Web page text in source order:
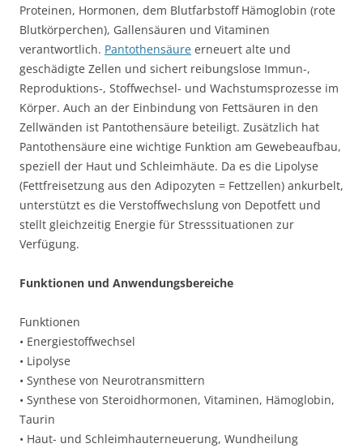
Proteinen, Hormonen, dem Blutfarbstoff Hämoglobin (rote
Blutkörperchen), Gallensäuren und Vitaminen
verantwortlich. Pantothensäure erneuert alte und
geschädigte Zellen und sichert reibungslose Immun-,
Reproduktions-, Stoffwechsel- und Wachstumsprozesse im
Körper. Auch an der Einbindung von Fettsäuren in den
Zellwänden ist Pantothensäure beteiligt. Zusätzlich hat
Pantothensäure eine wichtige Funktion am Gewebeaufbau,
speziell der Haut und Schleimhäute. Da es die Lipolyse
(Fettfreisetzung aus den Adipozyten = Fettzellen) ankurbelt,
unterstützt es die Verstoffwechslung von Depotfett und
stellt gleichzeitig Energie für Stresssituationen zur
Verfügung.
Funktionen und Anwendungsbereiche
Funktionen
• Energiestoffwechsel
• Lipolyse
• Synthese von Neurotransmittern
• Synthese von Steroidhormonen, Vitaminen, Hämoglobin,
Taurin
• Haut- und Schleimhauterneuerung, Wundheilung